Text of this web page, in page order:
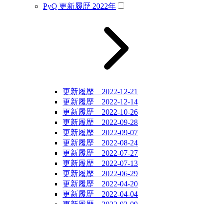
PyQ 更新履歴 2022年
更新履歴 2022-12-21
更新履歴 2022-12-14
更新履歴 2022-10-26
更新履歴 2022-09-28
更新履歴 2022-09-07
更新履歴 2022-08-24
更新履歴 2022-07-27
更新履歴 2022-07-13
更新履歴 2022-06-29
更新履歴 2022-04-20
更新履歴 2022-04-04